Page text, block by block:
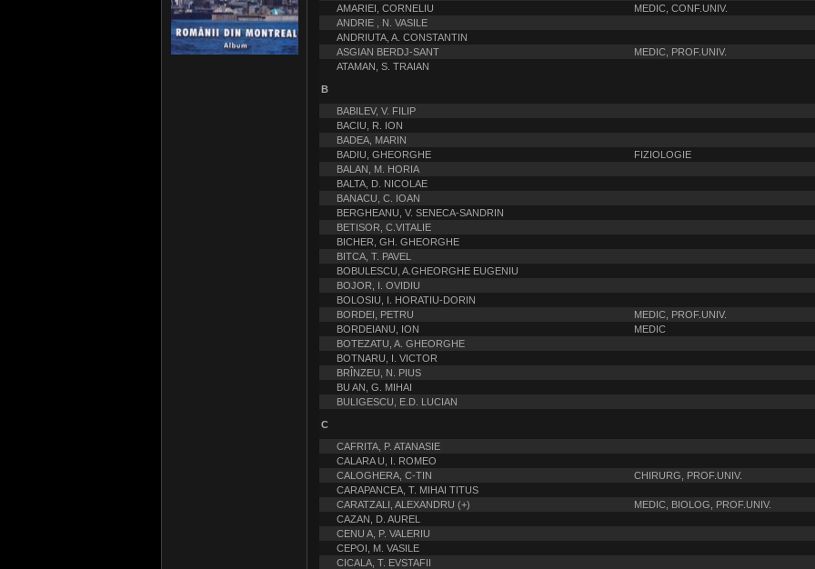
AMARIEI, CORNELIU
MEDIC, CONF.UNIV.
ANDRIE , N. VASILE
ANDRIUTA, A. CONSTANTIN
ASGIAN BERDJ-SANT
MEDIC, PROF.UNIV.
ATAMAN, S. TRAIAN
B
BABILEV, V. FILIP
BACIU, R. ION
BADEA, MARIN
BADIU, GHEORGHE
FIZIOLOGIE
BALAN, M. HORIA
BALTA, D. NICOLAE
BANACU, C. IOAN
BERGHEANU, V. SENECA-SANDRIN
BETISOR, C.VITALIE
BICHER, GH. GHEORGHE
BITCA, T. PAVEL
BOBULESCU, A.GHEORGHE EUGENIU
BOJOR, I. OVIDIU
BOLOSIU, I. HORATIU-DORIN
BORDEI, PETRU
MEDIC, PROF.UNIV.
BORDEIANU, ION
MEDIC
BOTEZATU, A. GHEORGHE
BOTNARU, I. VICTOR
BRÎNZEU, N. PIUS
BU AN, G. MIHAI
BULIGESCU, E.D. LUCIAN
C
CAFRITA, P. ATANASIE
CALARA U, I. ROMEO
CALOGHERA, C-TIN
CHIRURG, PROF.UNIV.
CARAPANCEA, T. MIHAI TITUS
CARATZALI, ALEXANDRU (+)
MEDIC, BIOLOG, PROF.UNIV.
CAZAN, D. AUREL
CENU A, P. VALERIU
CEPOI, M. VASILE
CICALA, T. EVSTAFII